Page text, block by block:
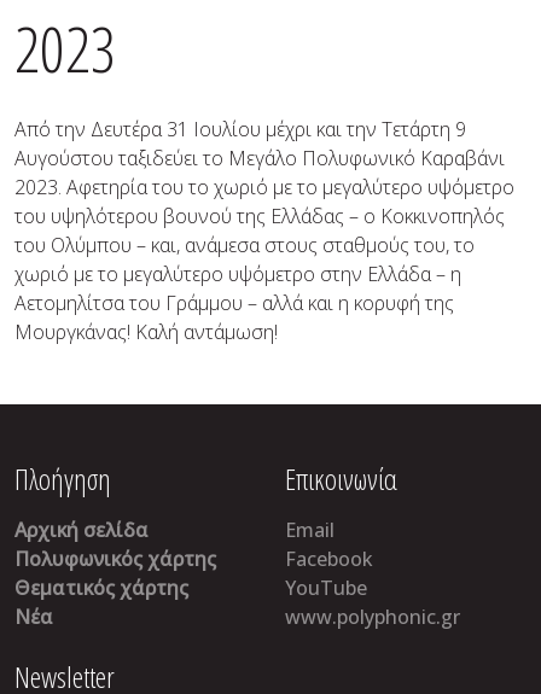
2023
Από την Δευτέρα 31 Ιουλίου μέχρι και την Τετάρτη 9
Αυγούστου ταξιδεύει το Μεγάλο Πολυφωνικό Καραβάνι
2023. Αφετηρία του το χωριό με το μεγαλύτερο υψόμετρο
του υψηλότερου βουνού της Ελλάδας – ο Κοκκινοπηλός
του Ολύμπου – και, ανάμεσα στους σταθμούς του, το
χωριό με το μεγαλύτερο υψόμετρο στην Ελλάδα – η
Αετομηλίτσα του Γράμμου – αλλά και η κορυφή της
Μουργκάνας! Καλή αντάμωση!
Πλοήγηση
Αρχική σελίδα
Πολυφωνικός χάρτης
Θεματικός χάρτης
Νέα
Επικοινωνία
Email
Facebook
YouTube
www.polyphonic.gr
Newsletter